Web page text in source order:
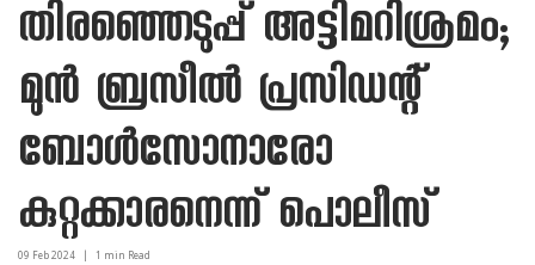
തിരഞ്ഞെടുപ്പ് അട്ടിമറിശ്രമം;
മുന്‍ ബ്രസീല്‍ പ്രസിഡന്റ്
ബോള്‍സോനാരോ
കുറ്റക്കാരനെന്ന് പൊലീസ്
09 Feb 2024 1 min Read